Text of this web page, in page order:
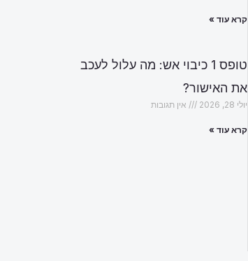
קרא עוד »
טופס 1 כיבוי אש: מה עלול לעכב
את האישור?
יולי 28, 2026 אין תגובות
קרא עוד »